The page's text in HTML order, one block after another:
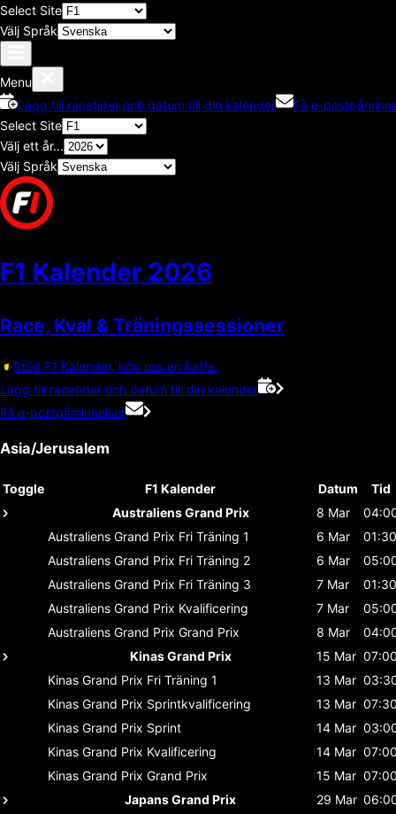
Select Site
Välj Språk
Menu
Lägg till racetider och datum till din kalender
Få e-
Select Site
Välj ett år...
Välj Språk
F1 Kalender 2026
Race, Kval & Träningssessioner
Stöd F1 Kalender, köp oss en kaffe.
Lägg till racetider och datum till din kalender
Få e-postpåminnelser
Asia/Jerusalem
Toggle F1 Kalender Datum
Tid
Australiens Grand Prix
8 Mar
Australiens Grand Prix Fri Träning 1 6 Mar
01:30
Australiens Grand Prix Fri Träning 2 6 Mar
Australiens Grand Prix Fri Träning 3 7 Mar
01:30
Australiens Grand Prix Kvalificering 7 Mar
Australiens Grand Prix Grand Prix 8 Mar
Kinas Grand Prix
15 Mar 07:00
Kinas Grand Prix Fri Träning 1 13 Mar
Kinas Grand Prix Sprintkvalificering 13 Mar 07:30
Kinas Grand Prix Sprint 14 Mar
Kinas Grand Prix Kvalificering 14 Mar 07:00
Kinas Grand Prix Grand Prix 15 Mar 07:00
Japans Grand Prix
29 Mar